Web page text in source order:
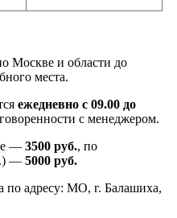
Москве и области до
места.
ежедневно с 09.00 до
с менеджером.
— 3500 руб., по
— 5000 руб.
по адресу: МО, г. Балашиха,